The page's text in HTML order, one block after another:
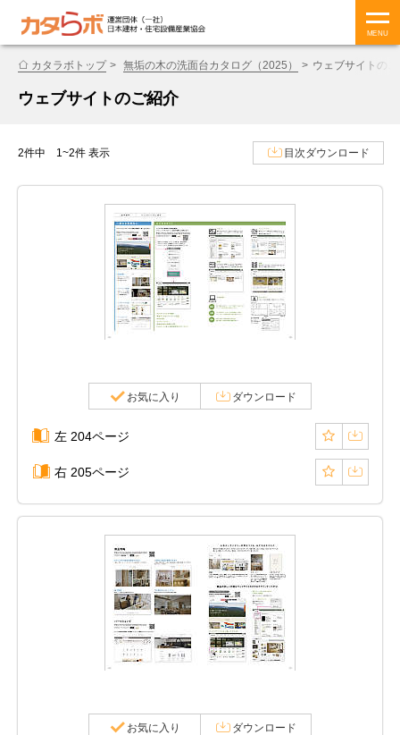
MENU
カタラボトップ 無垢の木の洗面台カタログ（2025） ウェブサイトの
ウェブサイトのご紹介
2件中 1~2件 表示 目次ダウンロード
お気に入り ダウンロード
左 204ページ
右 205ページ
お気に入り ダウンロード